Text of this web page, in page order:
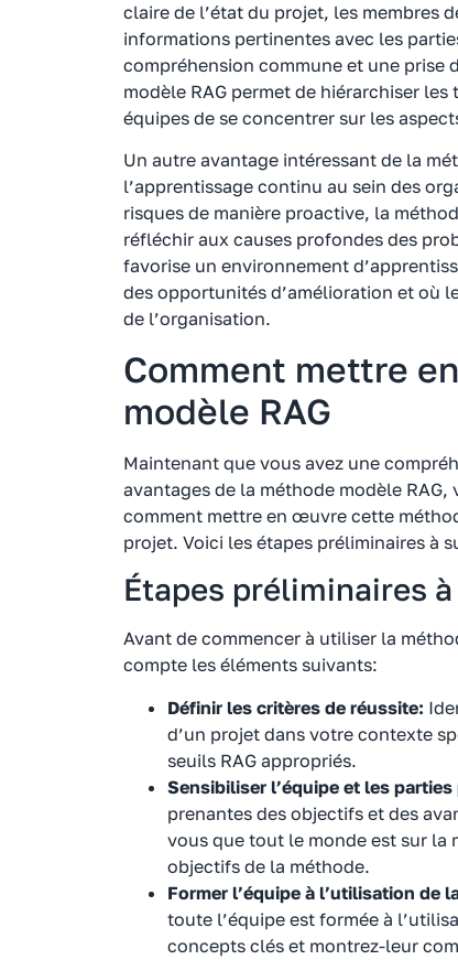
claire de l’état du projet, les membres
informations pertinentes avec les
compréhension commune et une prise
modèle RAG permet de hiérarchiser
équipes de se concentrer sur les
Un autre avantage intéressant de la
l’apprentissage continu au sein des
risques de manière proactive, la
réfléchir aux causes profondes des
favorise un environnement
des opportunités d’amélioration et où
de l’organisation.
Comment mettre
modèle RAG
Maintenant que vous avez une
avantages de la méthode modèle
comment mettre en œuvre cette
projet. Voici les étapes préliminaires à
Étapes préliminaires
Avant de commencer à utiliser la
compte les éléments suivants:
Définir les critères de réussite:
d’un projet dans votre contexte
seuils RAG appropriés.
Sensibiliser l’équipe et les
prenantes des objectifs et des
vous que tout le monde est sur la
objectifs de la méthode.
Former l’équipe à l’utilisation de
toute l’équipe est formée à
concepts clés et montrez-leur